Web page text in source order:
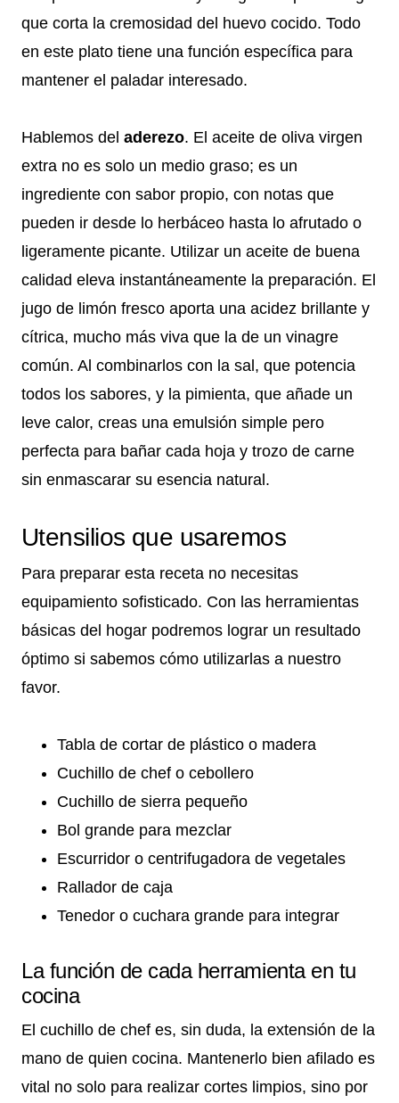
que corta la cremosidad del huevo cocido. Todo
en este plato tiene una función específica para
mantener el paladar interesado.
Hablemos del aderezo. El aceite de oliva virgen
extra no es solo un medio graso; es un
ingrediente con sabor propio, con notas que
pueden ir desde lo herbáceo hasta lo afrutado o
ligeramente picante. Utilizar un aceite de buena
calidad eleva instantáneamente la preparación. El
jugo de limón fresco aporta una acidez brillante y
cítrica, mucho más viva que la de un vinagre
común. Al combinarlos con la sal, que potencia
todos los sabores, y la pimienta, que añade un
leve calor, creas una emulsión simple pero
perfecta para bañar cada hoja y trozo de carne
sin enmascarar su esencia natural.
Utensilios que usaremos
Para preparar esta receta no necesitas
equipamiento sofisticado. Con las herramientas
básicas del hogar podremos lograr un resultado
óptimo si sabemos cómo utilizarlas a nuestro
favor.
Tabla de cortar de plástico o madera
Cuchillo de chef o cebollero
Cuchillo de sierra pequeño
Bol grande para mezclar
Escurridor o centrifugadora de vegetales
Rallador de caja
Tenedor o cuchara grande para integrar
La función de cada herramienta en tu
cocina
El cuchillo de chef es, sin duda, la extensión de la
mano de quien cocina. Mantenerlo bien afilado es
vital no solo para realizar cortes limpios, sino por